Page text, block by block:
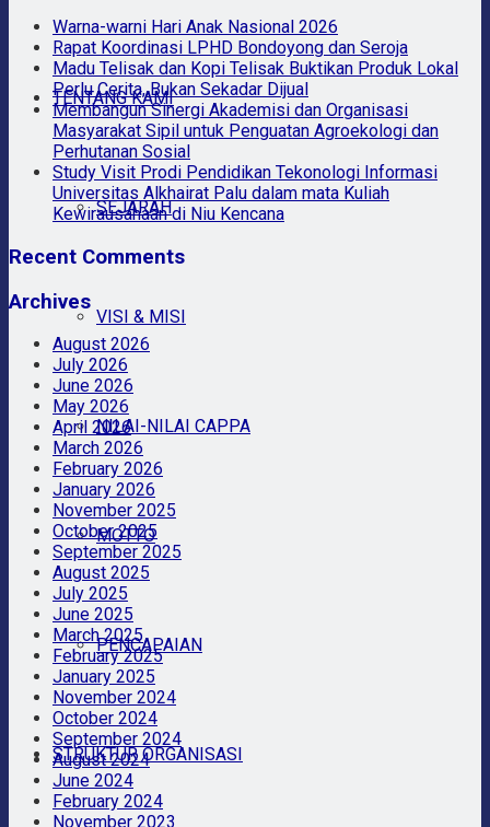
TENTANG KAMI
SEJARAH
VISI & MISI
NILAI-NILAI CAPPA
MOTTO
PENCAPAIAN
STRUKTUR ORGANISASI
Warna-warni Hari Anak Nasional 2026
Rapat Koordinasi LPHD Bondoyong dan Seroja
Madu Telisak dan Kopi Telisak Buktikan Produk Lokal
Perlu Cerita, Bukan Sekadar Dijual
Membangun Sinergi Akademisi dan Organisasi
Masyarakat Sipil untuk Penguatan Agroekologi dan
Perhutanan Sosial
Study Visit Prodi Pendidikan Tekonologi Informasi
Universitas Alkhairat Palu dalam mata Kuliah
Kewirausahaan di Niu Kencana
Recent Comments
Archives
August 2026
July 2026
June 2026
May 2026
April 2026
March 2026
February 2026
January 2026
November 2025
October 2025
September 2025
August 2025
July 2025
June 2025
March 2025
February 2025
January 2025
November 2024
October 2024
September 2024
August 2024
June 2024
February 2024
November 2023